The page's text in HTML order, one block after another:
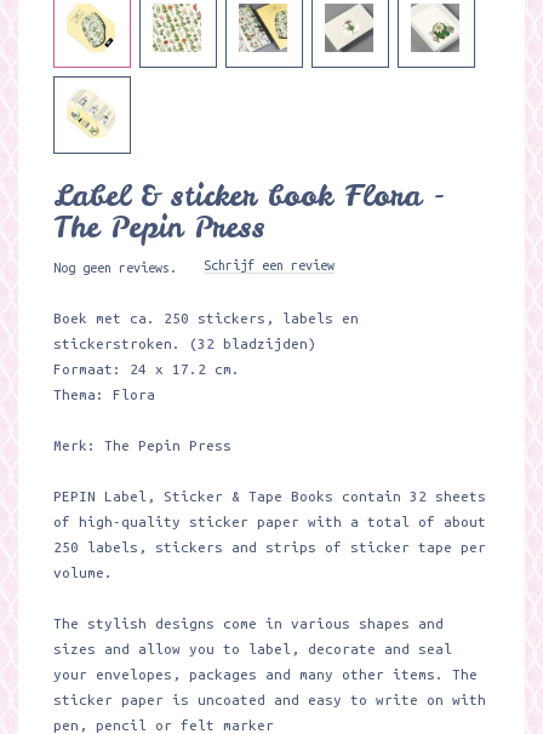
Label & sticker book Flora -
The Pepin Press
Nog geen reviews. Schrijf een review
Boek met ca. 250 stickers, labels en
stickerstroken. (32 bladzijden)
Formaat: 24 x 17.2 cm.
Thema: Flora
Merk: The Pepin Press
PEPIN Label, Sticker & Tape Books contain 32 sheets
of high-quality sticker paper with a total of about
250 labels, stickers and strips of sticker tape per
volume.
The stylish designs come in various shapes and
sizes and allow you to label, decorate and seal
your envelopes, packages and many other items. The
sticker paper is uncoated and easy to write on with
pen, pencil or felt marker